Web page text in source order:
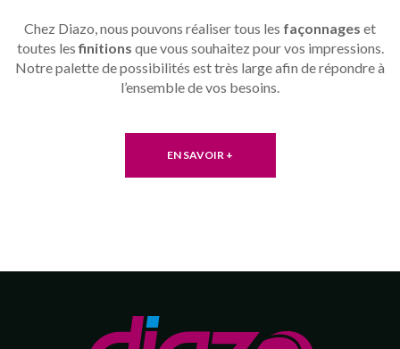
Chez Diazo, nous pouvons réaliser tous les façonnages et
toutes lesfinitions que vous souhaitez pour vos impressions.
Notre palette de possibilités est très large afin de répondre à
l’ensemble de vos besoins.
EN SAVOIR +